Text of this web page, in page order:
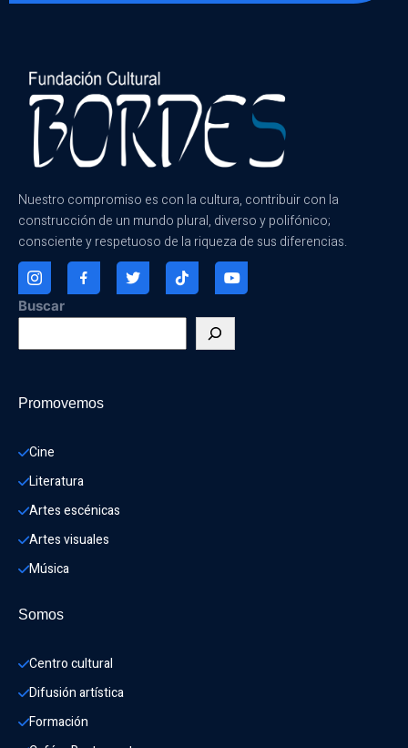
Nuestro compromiso es con la cultura, contribuir con la
construcción de un mundo plural, diverso y polifónico;
consciente y respetuoso de la riqueza de sus diferencias.
Buscar
Promovemos
Cine
Literatura
Artes escénicas
Artes visuales
Música
Somos
Centro cultural
Difusión artística
Formación